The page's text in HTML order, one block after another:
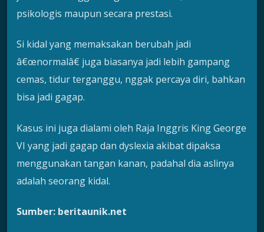
psikologis maupun secara prestasi.
Si kidal yang memaksakan berubah jadi
â€œnormalâ€ juga biasanya jadi lebih gampang
cemas, tidur terganggu, nggak percaya diri, bahkan
bisa jadi gagap.
Kasus ini juga dialami oleh Raja Inggris King George
VI yang jadi gagap dan dyslexia akibat dipaksa
menggunakan tangan kanan, padahal dia aslinya
adalah seorang kidal.
Sumber: beritaunik.net